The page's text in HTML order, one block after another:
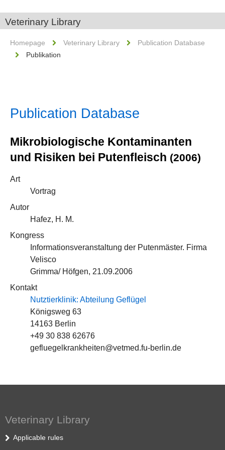
Veterinary Library
Homepage Veterinary Library
Publication Database
Publikation
Publication Database
Mikrobiologische Kontaminanten
und Risiken bei Putenfleisch (2006)
Art
Vortrag
Autor
Hafez, H. M.
Kongress
Informationsveranstaltung der Putenmäster. Firma
Velisco
Grimma/ Höfgen, 21.09.2006
Kontakt
Nutztierklinik: Abteilung Geflügel
Königsweg 63
14163 Berlin
+49 30 838 62676
gefluegelkrankheiten@vetmed.fu-berlin.de
Veterinary Library
Applicable rules